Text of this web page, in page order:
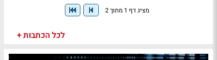
מציג דף 1 מתוך 2
לכל הכתבות +